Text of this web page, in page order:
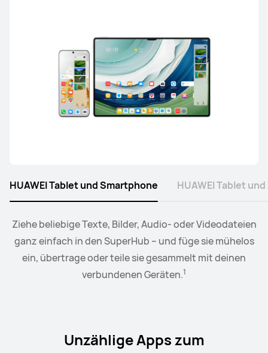
11 Zoll
HUAWEI MatePad SE
Ab 179,00 € UVP219,00 €
Mehr erfahren Kaufen
Ziehe beliebige Texte, Bilder, Audio- oder Videodateien
ganz einfach in den SuperHub – und füge sie mühelos
ein, übertrage oder teile sie gesammelt mit deinen
verbundenen Geräten.1
Wenn die Kopfhörer mit EMUI-Gertäten2verbunden
sind, kannst du die Audioausgabe nahtlos zwischen
mehreren Geräten wechseln.
Der Kollaborationsmodus ermöglicht es dir, Bilder,
Texte und Dokumente per Drag & Drop zwischen
deinem PC und Tablet zu übertragen.3
HUAWEI Tablet und Smartphone HUAWEI Tablet
Unzählige Apps zum